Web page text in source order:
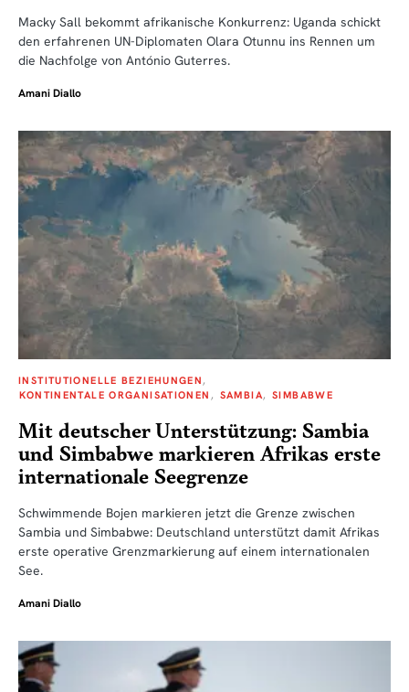
Macky Sall bekommt afrikanische Konkurrenz: Uganda schickt
den erfahrenen UN-Diplomaten Olara Otunnu ins Rennen um
die Nachfolge von António Guterres.
Amani Diallo
INSTITUTIONELLE BEZIEHUNGEN
KONTINENTALE ORGANISATIONEN
SAMBIA SIMBABWE
Mit deutscher Unterstützung: Sambia
und Simbabwe markieren Afrikas erste
internationale Seegrenze
Schwimmende Bojen markieren jetzt die Grenze zwischen
Sambia und Simbabwe: Deutschland unterstützt damit Afrikas
erste operative Grenzmarkierung auf einem internationalen
See.
Amani Diallo